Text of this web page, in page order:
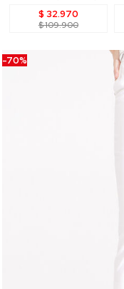
$ 32.970
$ 109.900
-70%